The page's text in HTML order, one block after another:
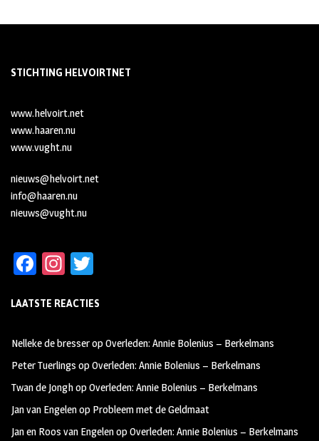
STICHTING HELVOIRTNET
www.helvoirt.net
www.haaren.nu
www.vught.nu
nieuws@helvoirt.net
info@haaren.nu
nieuws@vught.nu
Fa
b
oo
k
In
ag
m
tt
LAATSTE REACTIES
Nelleke de bresseropOverleden: Annie Bolenius – Berkelmans
Peter Tuerlings opOverleden: Annie Bolenius – Berkelmans
Twan de JonghopOverleden: Annie Bolenius – Berkelmans
Jan van Engelenop Probleem met de Geldmaat
Jan en Roos van EngelenopOverleden: Annie Bolenius – Berkelmans